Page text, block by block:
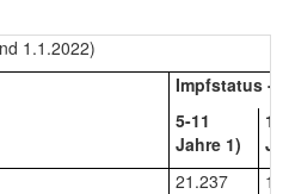
1.1.2022)
Impfstatus -
5-11
Jahre 1)
21.237